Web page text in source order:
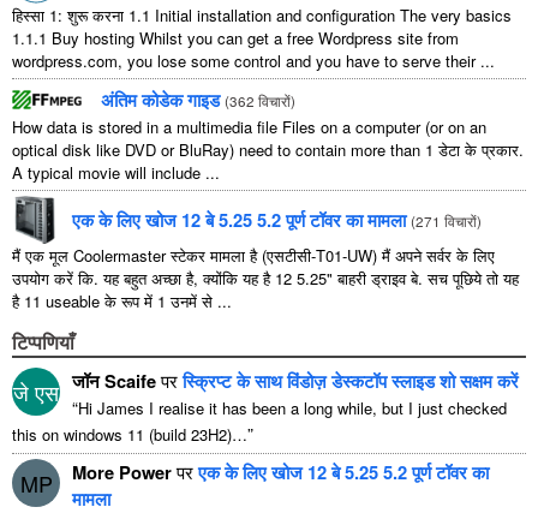
हिस्सा 1: शुरू करना 1.1 Initial installation and configuration The very basics
1.1.1 Buy hosting Whilst you can get a free Wordpress site from
wordpress.com, you lose some control and you have to serve their...
अंतिम कोडेक गाइड (362 विचारों)
How data is stored in a multimedia file Files on a computer(or on an
optical disk like DVD or BluRay) need to contain more than 1 डेटा के प्रकार.
A typical movie will include ...
एक के लिए खोज 12 बे 5.25 5.2 पूर्ण टॉवर का मामला (271 विचारों)
मैं एक मूल Coolermaster स्टेकर मामला है (एसटीसी-T01-UW) मैं अपने सर्वर के लिए
उपयोग करें कि. यह बहुत अच्छा है, क्योंकि यह है 12 5.25" बाहरी ड्राइव बे. सच पूछिये तो यह
है 11 useable के रूप में 1 उनमें से ...
टिप्पणियाँ
जे एस जॉन Scaifeपरस्क्रिप्ट के साथ विंडोज़ डेस्कटॉप स्लाइड शो सक्षम करें
“Hi James I realise it has been a long while, but I just checked
this on windows 11 (build 23H2)…”
MP More Powerपरएक के लिए खोज 12 बे 5.25 5.2 पूर्ण टॉवर का
मामला